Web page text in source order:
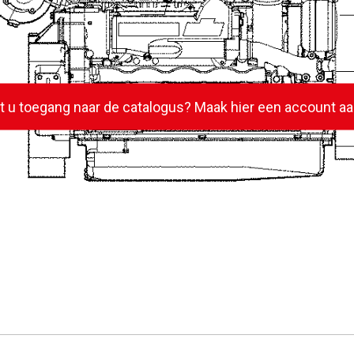
u toegang naar de catalogus? Maak hier een account